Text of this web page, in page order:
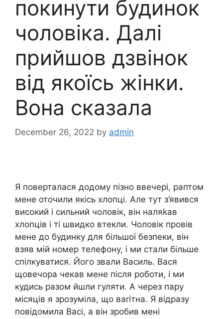
покинути будинок
чоловіка. Далі
прийшов дзвінок
від якоїсь жінки.
Вона сказала
December 26, 2022 by admin
Я поверталася додому пізно ввечері, раптом
мене оточили якісь хлопці. Але тут з’явився
високий і сильний чоловік, він наляkав
хлопців і ті швидко втекли. Чоловік провів
мене до будинку для більшої безпеки, він
взяв мій номер телефону, і ми стали більше
спілкуватися. Його звали Василь. Вася
щовечора чекав мене після роботи, і ми
кудись разом йшли гуляти. А через пару
місяців я зрозуміла, що ваrітна. Я відразу
повідомила Васі, а він зробив мені